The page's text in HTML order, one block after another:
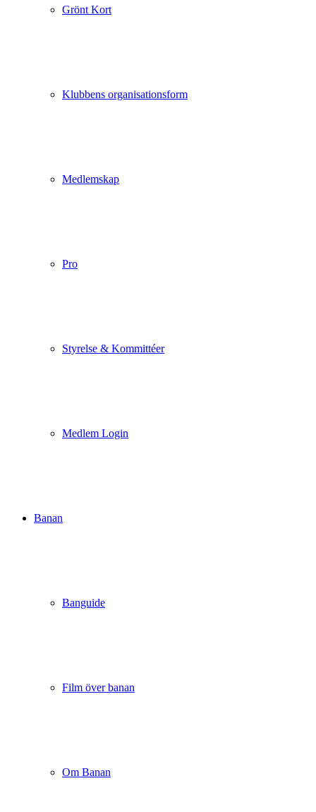
Grönt Kort
Klubbens organisationsform
Medlemskap
Pro
Styrelse & Kommittéer
Medlem Login
Banan
Banguide
Film över banan
Om Banan